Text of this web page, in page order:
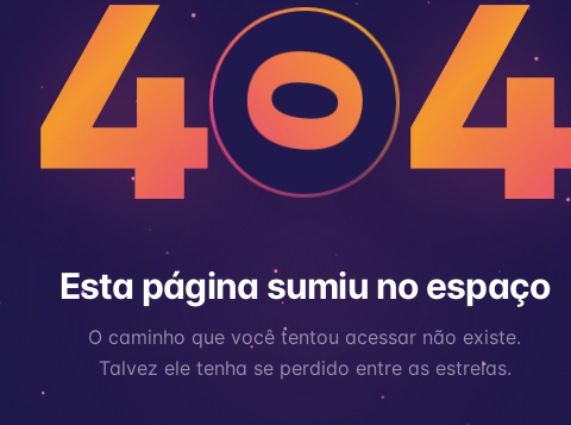
40
Esta página sumiu no espaço
O caminho que você tentou acessar não existe.
Talvez ele tenha se perdido entre as estrelas.